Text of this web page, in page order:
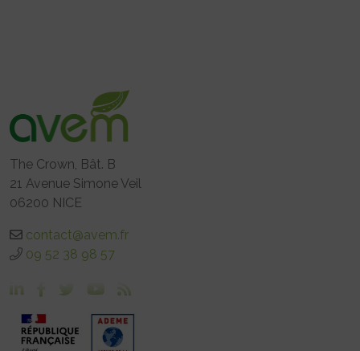
The Crown, Bât. B
21 Avenue Simone Veil
06200 NICE
contact@avem.fr
09 52 38 98 57